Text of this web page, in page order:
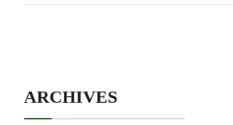
ARCHIVES